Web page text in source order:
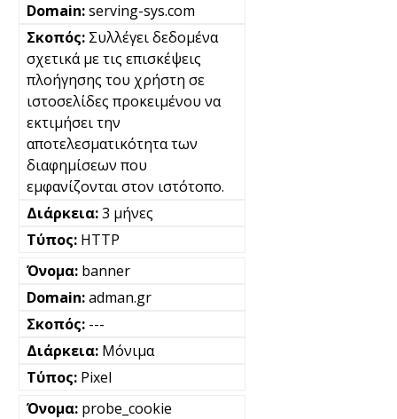
serving-sys.com
Συλλέγει δεδομένα
σχετικά με τις επισκέψεις
πλοήγησης του χρήστη σε
ιστοσελίδες προκειμένου να
εκτιμήσει την
αποτελεσματικότητα των
διαφημίσεων που
εμφανίζονται στον ιστότοπο.
3 μήνες
HTTP
banner
adman.gr
---
Μόνιμα
Pixel
probe_cookie